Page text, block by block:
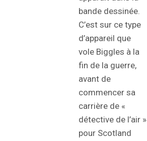
bande dessinée.
C’est sur ce type
d’appareil que
vole Biggles à la
fin de la guerre,
avant de
commencer sa
carrière de «
détective de l’air »
pour Scotland